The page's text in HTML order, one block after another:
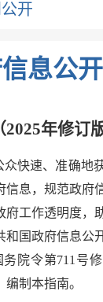
开
息公
（2025年修订
快速、准确地
信息，规范政府
工作透明度，
和国政府信息公
务院令第711号
制本指南。